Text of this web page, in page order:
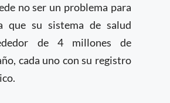
no ser un problema para
que su sistema de salud
de 4 millones de
cada uno con su registro